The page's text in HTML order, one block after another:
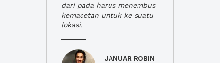
dari pada harus menembus
kemacetan untuk ke suatu
lokasi.
JANUAR ROBIN